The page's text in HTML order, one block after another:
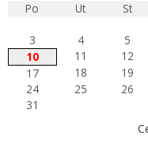
Po
Ut St
3
4 5
10
11 12
17
18 19
24
25 26
31